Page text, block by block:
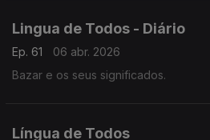
Lingua de Todos - Diário
Ep. 61
06 abr. 2026
Bazar e os seus significados.
Língua de Todos